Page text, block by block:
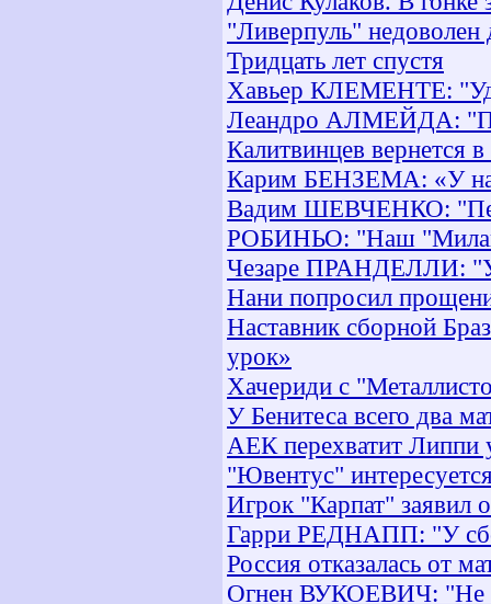
"Ливерпуль"
Тридцать лет спустя
Хавьер КЛЕМЕНТЕ:
Леандро АЛМЕЙДА:
Калитвинцев вернется
Карим БЕНЗЕМА: «У
Вадим ШЕВЧЕНКО:
РОБИНЬО: "Наш
Чезаре ПРАНДЕЛЛИ: "У
Нани попросил
Наставник сборной
урок»
Хачериди с
У Бенитеса всего два
АЕК перехватит Липпи
"Ювентус"
Игрок "Карпат" заявил
Гарри РЕДНАПП: "У
Россия отказалась от
Огнен ВУКОЕВИЧ: "Не